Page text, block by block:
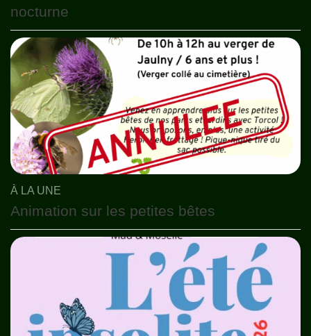
nocturne
À LA UNE
Animation sur les petites bêtes